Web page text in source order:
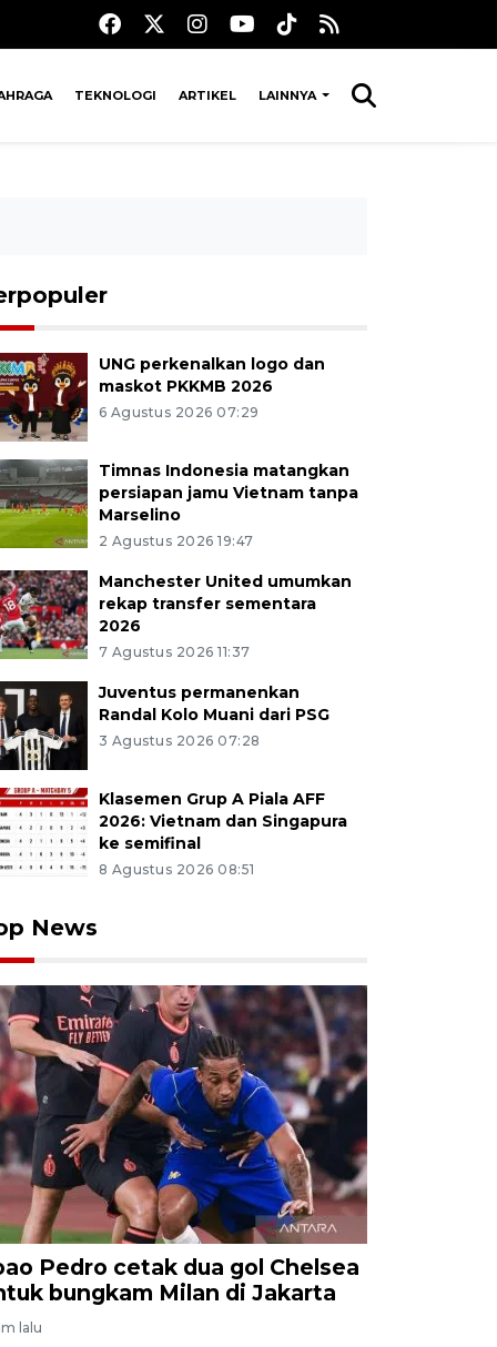
TEKNOLOGI ARTIKEL LAINNYA
UNG perkenalkan logo dan
maskot PKKMB 2026
6 Agustus 2026 07:29
Timnas Indonesia matangkan
persiapan jamu Vietnam tanpa
Marselino
2 Agustus 2026 19:47
Manchester United umumkan
rekap transfer sementara
2026
7 Agustus 2026 11:37
Juventus permanenkan
Randal Kolo Muani dari PSG
3 Agustus 2026 07:28
Klasemen Grup A Piala AFF
2026: Vietnam dan Singapura
ke semifinal
8 Agustus 2026 08:51
News
Pedro cetak dua gol Chelsea
bungkam Milan di Jakarta
lalu